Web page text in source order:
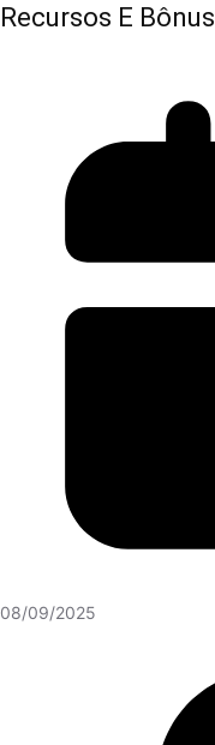
Recursos E Bônus
08/09/2025